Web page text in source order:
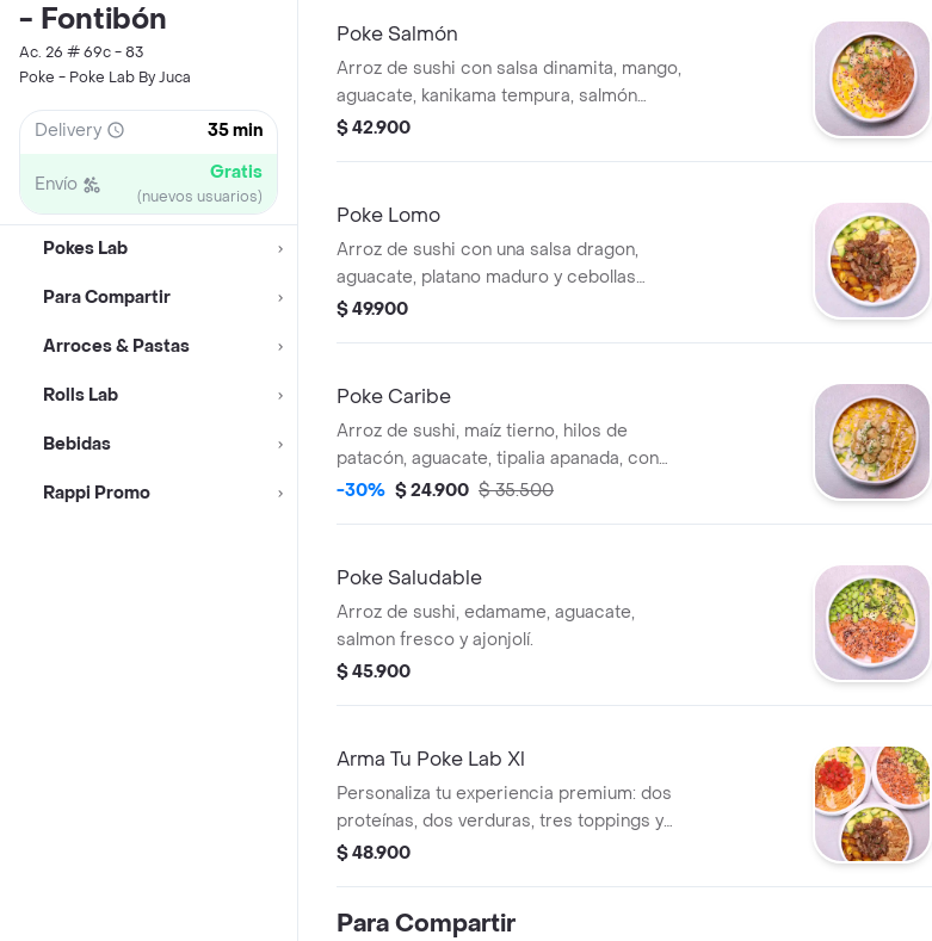
- Fontibón
Ac. 26 # 69c - 83
Poke - Poke Lab By Juca
Delivery 35 min
Envío Gratis
(nuevos usuarios)
Pokes Lab
Para Compartir
Arroces & Pastas
Rolls Lab
Bebidas
Rappi Promo
Poke Salmón
Arroz de sushi con salsa dinamita, mango,
aguacate, kanikama tempura, salmón
fresco en soya ponzu, ajonjolí y cebollin.
$ 42.900
Poke Lomo
Arroz de sushi con una salsa dragon,
aguacate, platano maduro y cebollas
crispy, con un delicioso lomo en salsa
$ 49.900
Poke Caribe
Arroz de sushi, maíz tierno, hilos de
patacón, aguacate, tipalia apanada, con
nuestra increíble salsa de leche de tigre.
-30% $ 24.900 $ 35.500
Poke Saludable
Arroz de sushi, edamame, aguacate,
salmon fresco y ajonjolí.
$ 45.900
Arma Tu Poke Lab Xl
Personaliza tu experiencia premium: dos
proteínas, dos verduras, tres toppings y
dos salsas.
$ 48.900
Para Compartir